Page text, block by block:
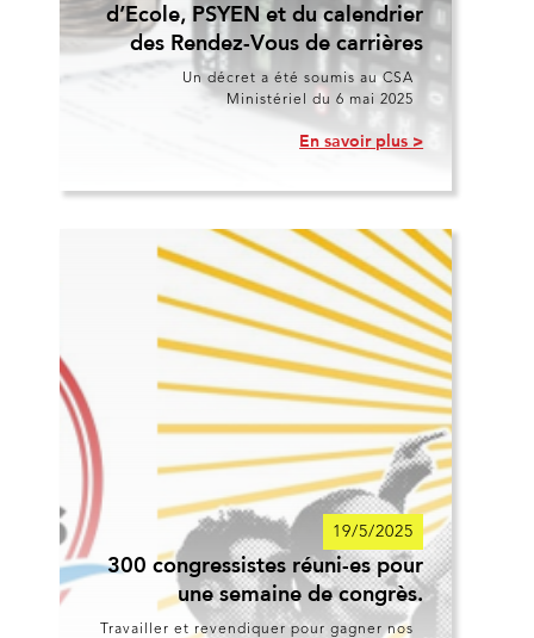
d’Ecole, PSYEN et du calendrier
des Rendez-Vous de carrières
Un décret a été soumis au CSA
Ministériel du 6 mai 2025
En savoir plus >
19/5/2025
300 congressistes réuni-es pour
une semaine de congrès.
Travailler et revendiquer pour gagner nos